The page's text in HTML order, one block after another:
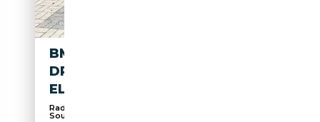
BMW M850 I XDRIVE
DRAVITGRAU /
ELFENBEINWEISS
Radio numérique, Système de navigation,
Soundsyste...